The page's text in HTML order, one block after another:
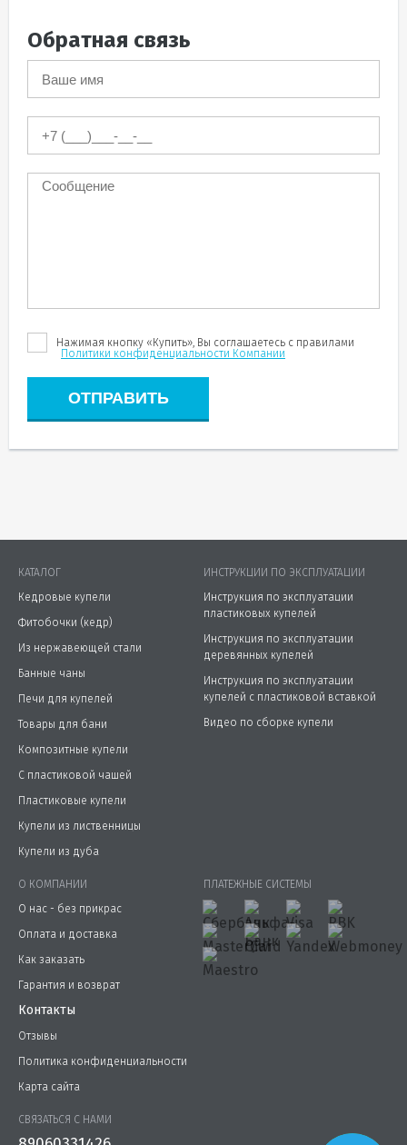
Обратная связь
Нажимая кнопку «Купить», Вы соглашаетесь c правилами
Политики конфиденциальности Компании
ОТПРАВИТЬ
КАТАЛОГ
Кедровые купели
Фитобочки (кедр)
Из нержавеющей стали
Банные чаны
Печи для купелей
Товары для бани
Композитные купели
С пластиковой чашей
Пластиковые купели
Купели из лиственницы
Купели из дуба
ИНСТРУКЦИИ ПО ЭКСПЛУАТАЦИИ
Инструкция по эксплуатации
пластиковых купелей
Инструкция по эксплуатации
деревянных купелей
Инструкция по эксплуатации
купелей с пластиковой вставкой
Видео по сборке купели
О КОМПАНИИ
О нас - без прикрас
Оплата и доставка
Как заказать
Гарантия и возврат
Контакты
Отзывы
Политика конфиденциальности
Карта сайта
ПЛАТЕЖНЫЕ СИСТЕМЫ
СВЯЗАТЬСЯ С НАМИ